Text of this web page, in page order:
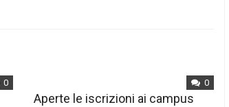
0 0
Aperte le iscrizioni ai campus